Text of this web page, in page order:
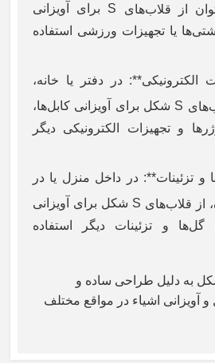
از قلاب‌های
برای آویزانی
یا تجهیزات ورزشی استفاده
الکترونیکی**: در دفتر یا خانه،
شکل برای آویزانی کابل‌ها،
و تجهیزات الکترونیکی دیگر
و تزئینات**: در داخل منزل یا در
از قلاب‌های شکل برای آویزانی
گل‌ها و تزئینات دیگر استفاده
به دلیل طراحی ساده و
آویزانی اشیاء در مواقع مختلف